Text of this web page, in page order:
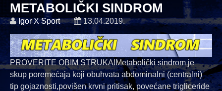
METABOLIČKI SINDROM
Igor X Sport 13.04.2019.
PROVERITE OBIM STRUKA!Metabolički sindrom je
skup poremećaja koji obuhvata abdominalni (centralni)
tip gojaznosti,povišen krvni pritisak, povećane trigliceride